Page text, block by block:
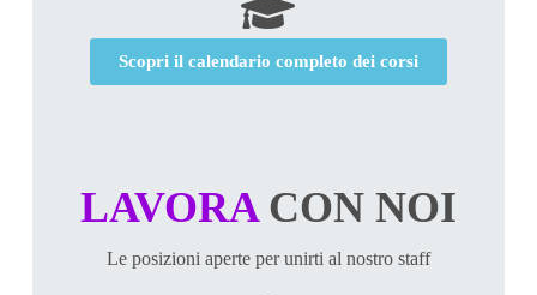
Scopri il calendario completo dei corsi
LAVORA CON NOI
Le posizioni aperte per unirti al nostro staff